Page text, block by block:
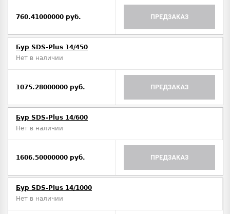
760.41000000 руб. ПРЕДЗАКАЗ
Бур SDS-Plus 14/450
Нет в наличии
1075.28000000 руб. ПРЕДЗАКАЗ
Бур SDS-Plus 14/600
Нет в наличии
1606.50000000 руб. ПРЕДЗАКАЗ
Бур SDS-Plus 14/1000
Нет в наличии